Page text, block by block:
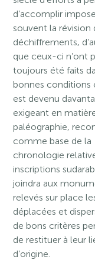
d’accomplir
souvent la révision
déchiffrements,
que ceux-ci n’ont
toujours été faits
bonnes conditions
est devenu
exigeant en
paléographie,
comme base de la
chronologie
inscriptions
joindra aux
relevés sur place
déplacées et
de bons critères
de restituer à leur
d’origine.